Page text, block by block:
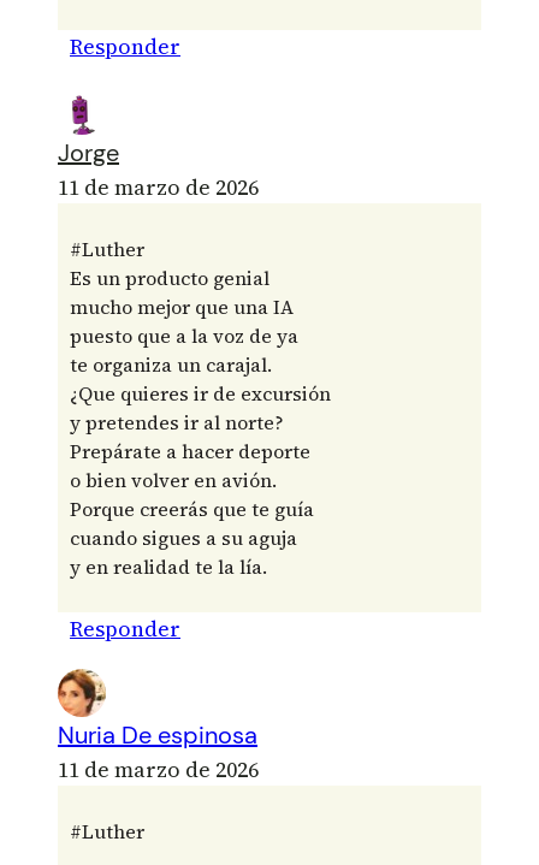
Responder
Jorge
11 de marzo de 2026
#Luther
Es un producto genial
mucho mejor que una IA
puesto que a la voz de ya
te organiza un carajal.
¿Que quieres ir de excursión
y pretendes ir al norte?
Prepárate a hacer deporte
o bien volver en avión.
Porque creerás que te guía
cuando sigues a su aguja
y en realidad te la lía.
Responder
Nuria De espinosa
11 de marzo de 2026
#Luther